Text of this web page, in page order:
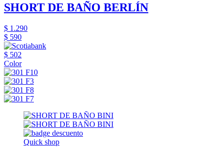
SHORT DE BAÑO BERLÍN
$ 1.290
$ 590
$ 502
Color
Quick shop